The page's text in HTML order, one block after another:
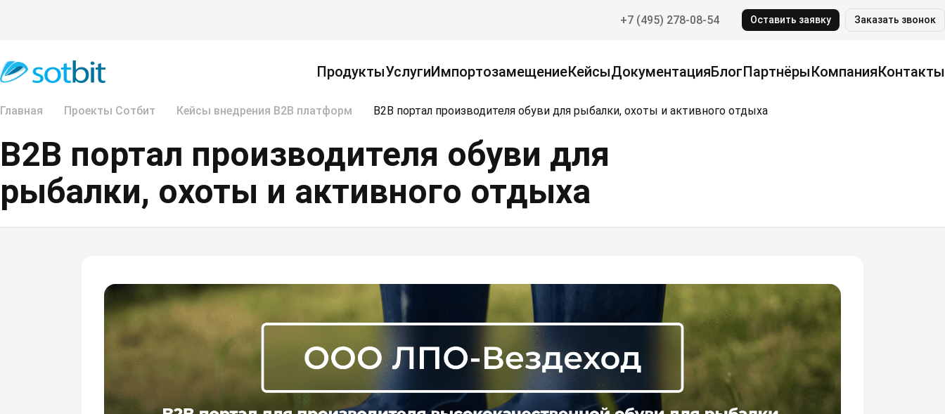
+7 (495) 278-08-54 Оставить заявку Заказать звонок
ПродуктыУслугиИмпортозамещениеКейсыДокументацияБлогПартнёрыКомпанияКонтакты
Главная Проекты Сотбит Кейсы внедрения B2B платформ B2B портал производителя обуви для рыбалки, охоты и активного отдыха
B2B портал производителя обуви для
рыбалки, охоты и активного отдыха